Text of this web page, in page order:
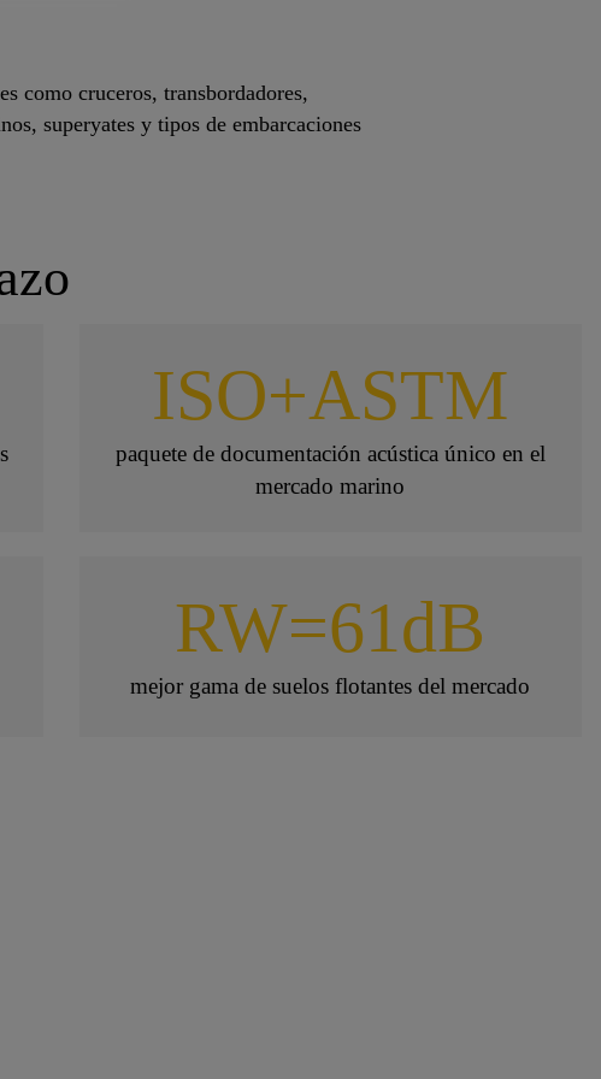
como cruceros, transbordadores,
superyates y tipos de embarcaciones
ISO+ASTM
paquete de documentación acústica único en el
mercado marino
RW=61dB
mejor gama de suelos flotantes del mercado